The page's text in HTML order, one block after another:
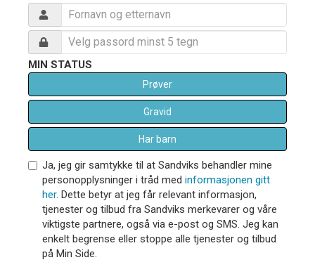
MIN STATUS
Prøver
Gravid
Har barn
Ja, jeg gir samtykke til at Sandviks behandler mine
personopplysninger i tråd med informasjonen gitt
her. Dette betyr at jeg får relevant informasjon,
tjenester og tilbud fra Sandviks merkevarer og våre
viktigste partnere, også via e-post og SMS. Jeg kan
enkelt begrense eller stoppe alle tjenester og tilbud
på Min Side.